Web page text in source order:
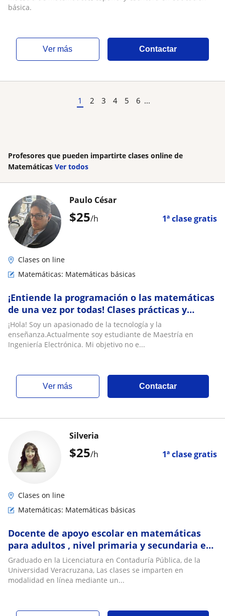
básica.
ver más Contactar
1 2 3 4 5 6 ...
Profesores que pueden impartirte clases online de
Matemáticas Ver todos
$25/h 1ª clase gratis
Paulo César
Clases on line
Matemáticas: Matemáticas básicas
¡Entiende la programación o las matemáticas
de una vez por todas! Clases prácticas y
pacientes
¡Hola! Soy un apasionado de la tecnología y la
enseñanza.Actualmente soy estudiante de Maestría en
Ingeniería Electrónica. Mi objetivo no e...
ver más Contactar
$25/h 1ª clase gratis
Silveria
Clases on line
Matemáticas: Matemáticas básicas
Docente de apoyo escolar en matemáticas
para adultos , nivel primaria y secundaria en
modalidad online
Graduado en la Licenciatura en Contaduría Pública, de la
Universidad Veracruzana, Las clases se imparten en
modalidad en línea mediante un...